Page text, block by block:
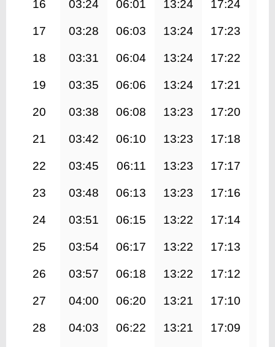
16 03:24 06:01 13:24 17:24
17 03:28 06:03 13:24 17:23
18 03:31 06:04 13:24 17:22
19 03:35 06:06 13:24 17:21
20 03:38 06:08 13:23 17:20
21 03:42 06:10 13:23 17:18
22 03:45 06:11 13:23 17:17
23 03:48 06:13 13:23 17:16
24 03:51 06:15 13:22 17:14
25 03:54 06:17 13:22 17:13
26 03:57 06:18 13:22 17:12
27 04:00 06:20 13:21 17:10
28 04:03 06:22 13:21 17:09